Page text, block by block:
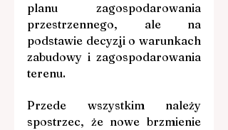
planu zagospodarowania
przestrzennego, ale na
podstawie decyzji o warunkach
zabudowy i zagospodarowania
terenu.
Przede wszystkim należy
spostrzec, że nowe brzmienie